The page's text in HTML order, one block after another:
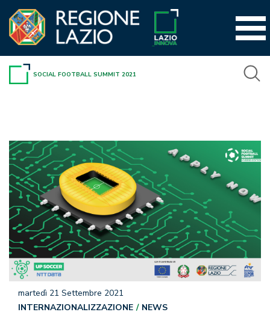
contenuto
SOCIAL FOOTBALL SUMMIT 2021
martedì 21 Settembre 2021
INTERNAZIONALIZZAZIONE
NEWS